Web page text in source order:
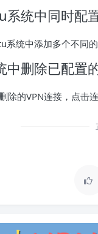
统中同时配
统中添加多个不同
删除已配置
除的VPN连接，点击